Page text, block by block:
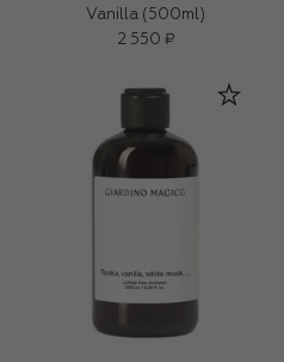
Vanilla (500ml)
2 550 ₽